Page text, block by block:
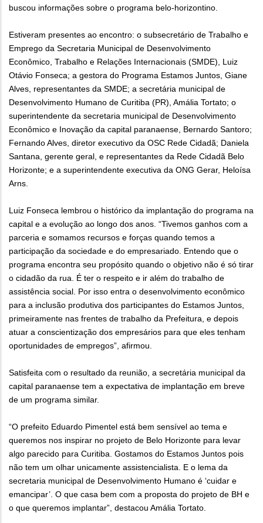
buscou informações sobre o programa belo-horizontino.
Estiveram presentes ao encontro: o subsecretário de Trabalho e
Emprego da Secretaria Municipal de Desenvolvimento
Econômico, Trabalho e Relações Internacionais (SMDE), Luiz
Otávio Fonseca; a gestora do Programa Estamos Juntos, Giane
Alves, representantes da SMDE; a secretária municipal de
Desenvolvimento Humano de Curitiba (PR), Amália Tortato; o
superintendente da secretaria municipal de Desenvolvimento
Econômico e Inovação da capital paranaense, Bernardo Santoro;
Fernando Alves, diretor executivo da OSC Rede Cidadã; Daniela
Santana, gerente geral, e representantes da Rede Cidadã Belo
Horizonte; e a superintendente executiva da ONG Gerar, Heloísa
Arns.
Luiz Fonseca lembrou o histórico da implantação do programa na
capital e a evolução ao longo dos anos. “Tivemos ganhos com a
parceria e somamos recursos e forças quando temos a
participação da sociedade e do empresariado. Entendo que o
programa encontra seu propósito quando o objetivo não é só tirar
o cidadão da rua. É ter o respeito e ir além do trabalho de
assistência social. Por isso entra o desenvolvimento econômico
para a inclusão produtiva dos participantes do Estamos Juntos,
primeiramente nas frentes de trabalho da Prefeitura, e depois
atuar a conscientização dos empresários para que eles tenham
oportunidades de empregos”, afirmou.
Satisfeita com o resultado da reunião, a secretária municipal da
capital paranaense tem a expectativa de implantação em breve
de um programa similar.
“O prefeito Eduardo Pimentel está bem sensível ao tema e
queremos nos inspirar no projeto de Belo Horizonte para levar
algo parecido para Curitiba. Gostamos do Estamos Juntos pois
não tem um olhar unicamente assistencialista. E o lema da
secretaria municipal de Desenvolvimento Humano é ‘cuidar e
emancipar’. O que casa bem com a proposta do projeto de BH e
o que queremos implantar”, destacou Amália Tortato.